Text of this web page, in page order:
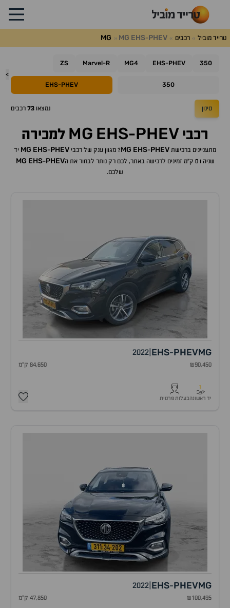
טרייד מוביל רכבים MG MG EHS-PHEV
>
350
EHS-PHEV
MG4
Marvel-R
ZS
350
EHS-PHEV
סינון נמצאו 73 רכבים
רכבי MG EHS-PHEV למכירה
מתעניינים ברכישת MG EHS-PHEV ? מגוון ענק של רכבי MG EHS-PHEV
יד
שניה ו 0 ק"מ זמינים לרכישה באתר, לכם רק נותר לבחור את ה
MG EHS-PHEV
שלכם.
MG
EHS-PHEV
2022
₪90,450 84,650 ק"מ
1
יד ראשונהבעלות פרטית
MG
EHS-PHEV
2022
₪100,495 47,850 ק"מ